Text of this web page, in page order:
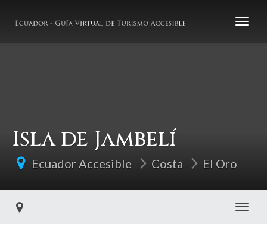
Isla de Jambelí
Ecuador Accesible Costa El Oro